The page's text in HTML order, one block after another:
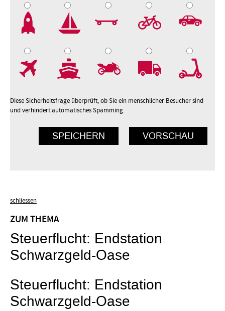
Diese Sicherheitsfrage überprüft, ob Sie ein menschlicher Besucher sind
und verhindert automatisches Spamming.
schliessen
ZUM THEMA
Steuerflucht: Endstation
Schwarzgeld-Oase
Steuerflucht: Endstation
Schwarzgeld-Oase